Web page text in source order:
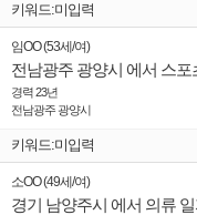
키워드:미입력
임OO(53세 /여)
경력 23년
전남광주 광양시
키워드:미입력
소OO(49세 /여)